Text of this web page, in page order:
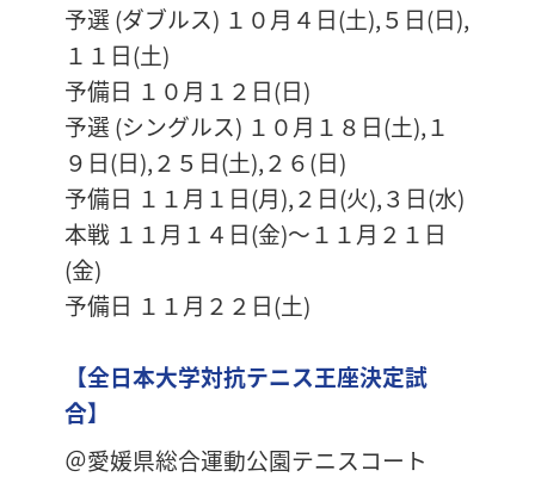
予選 (ダブルス) １０月４日(土),５日(日),
１１日(土)
予備日 １０月１２日(日)
予選 (シングルス) １０月１８日(土),１
９日(日),２５日(土),２６(日)
予備日 １１月１日(月),２日(火),３日(水)
本戦 １１月１４日(金)～１１月２１日
(金)
予備日 １１月２２日(土)
【全日本大学対抗テニス王座決定試
合】
＠愛媛県総合運動公園テニスコート